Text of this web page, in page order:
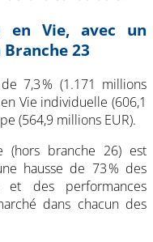
en Vie, avec un
23
7,3 % (1.171 millions
Vie individuelle (606,1
(564,9 millions EUR).
(hors branche 26) est
hausse de 73 % des
des performances
dans chacun des